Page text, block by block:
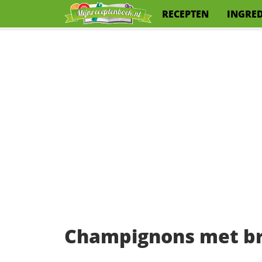
RECEPTEN
Champignons met